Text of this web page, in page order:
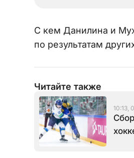
С кем Данилина и
по результатам
Читайте также
10:13,